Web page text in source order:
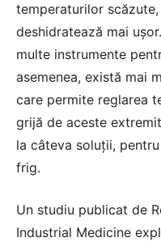
temperaturilor
deshidratează mai
multe instrumente
asemenea, există mai
care permite reglarea
grijă de aceste
la câteva soluții,
frig.
Un studiu publicat de
Industrial Medicine